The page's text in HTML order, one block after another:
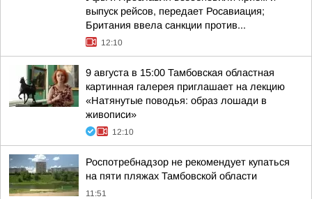
выпуск рейсов, передает Росавиация;
Британия ввела санкции против...
12:10
9 августа в 15:00 Тамбовская областная
картинная галерея приглашает на лекцию
«Натянутые поводья: образ лошади в
живописи»
12:10
Роспотребнадзор не рекомендует купаться
на пяти пляжах Тамбовской области
11:51